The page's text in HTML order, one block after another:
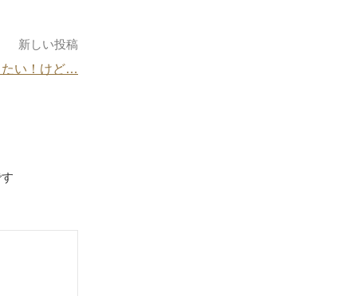
新しい投稿
たい！けど…